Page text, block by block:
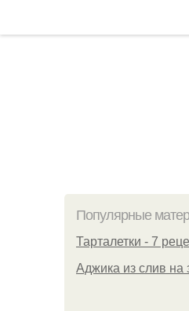
Популярные
Тарталетки - 7
Аджика из слив на